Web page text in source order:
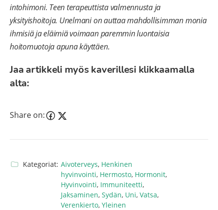
intohimoni. Teen terapeuttista valmennusta ja
yksityishoitoja. Unelmani on auttaa mahdollisimman monia
ihmisiä ja eläimiä voimaan paremmin luontaisia
hoitomuotoja apuna käyttäen.
Jaa artikkeli myös kaverillesi klikkaamalla
alta:
Share on:
Kategoriat: Aivoterveys, Henkinen
hyvinvointi, Hermosto, Hormonit,
Hyvinvointi, Immuniteetti,
Jaksaminen, Sydän, Uni, Vatsa,
Verenkierto, Yleinen